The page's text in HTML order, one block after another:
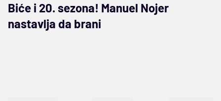
Biće i 20. sezona! Manuel Nojer
nastavlja da brani